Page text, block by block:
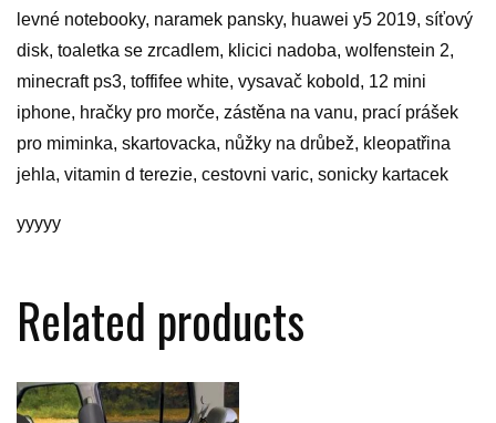
levné notebooky, naramek pansky, huawei y5 2019, síťový
disk, toaletka se zrcadlem, klicici nadoba, wolfenstein 2,
minecraft ps3, toffifee white, vysavač kobold, 12 mini
iphone, hračky pro morče, zástěna na vanu, prací prášek
pro miminka, skartovacka, nůžky na drůbež, kleopatřina
jehla, vitamin d terezie, cestovni varic, sonicky kartacek
yyyyy
Related products